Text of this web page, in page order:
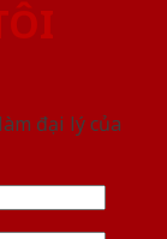
đại lý của